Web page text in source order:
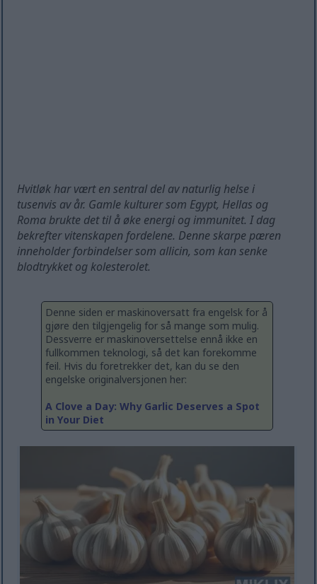
Hvitløk har vært en sentral del av naturlig helse i
tusenvis av år. Gamle kulturer som Egypt, Hellas og
Roma brukte det til å øke energi og immunitet. I dag
bekrefter vitenskapen fordelene. Denne skarpe pæren
inneholder forbindelser som allicin, som kan senke
blodtrykket og kolesterolet.
Denne siden er maskinoversatt fra engelsk for å
gjøre den tilgjengelig for så mange som mulig.
Dessverre er maskinoversettelse ennå ikke en
fullkommen teknologi, så det kan forekomme
feil. Hvis du foretrekker det, kan du se den
engelske originalversjonen her:
A Clove a Day: Why Garlic Deserves a Spot
in Your Diet